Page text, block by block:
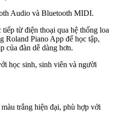
Audio và Bluetooth MIDI.
từ điện thoại qua hệ thống loa
Roland Piano App để học tập,
của đàn dễ dàng hơn.
học sinh, sinh viên và người
trắng hiện đại, phù hợp với